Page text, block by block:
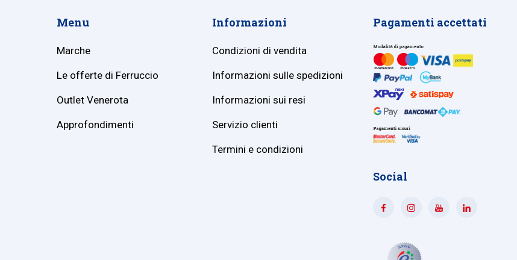
Menu
Marche
Le offerte di Ferruccio
Outlet Venerota
Approfondimenti
Informazioni
Condizioni di vendita
Informazioni sulle spedizioni
Informazioni sui resi
Servizio clienti
Termini e condizioni
Pagamenti accettati
Social